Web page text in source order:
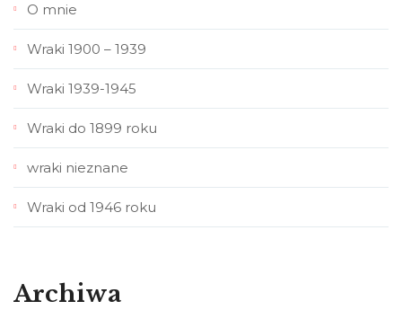
O mnie
Wraki 1900 – 1939
Wraki 1939-1945
Wraki do 1899 roku
wraki nieznane
Wraki od 1946 roku
Archiwa